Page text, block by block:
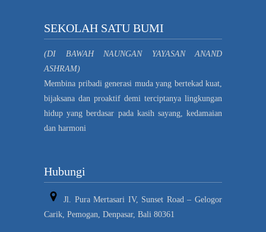
SEKOLAH SATU BUMI
(DI BAWAH NAUNGAN YAYASAN ANAND
ASHRAM)
Membina pribadi generasi muda yang bertekad kuat,
bijaksana dan proaktif demi terciptanya lingkungan
hidup yang berdasar pada kasih sayang, kedamaian
dan harmoni
Hubungi
Jl. Pura Mertasari IV, Sunset Road – Gelogor
Carik, Pemogan, Denpasar, Bali 80361